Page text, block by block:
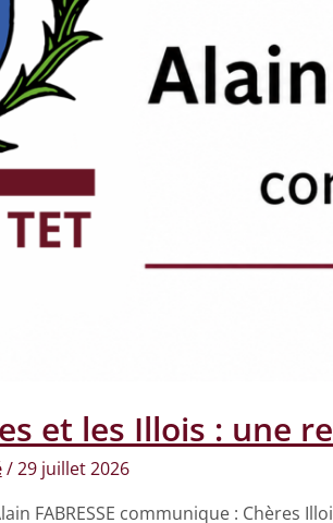
et les Illois : une
/29 juillet 2026
FABRESSE communique : Chères